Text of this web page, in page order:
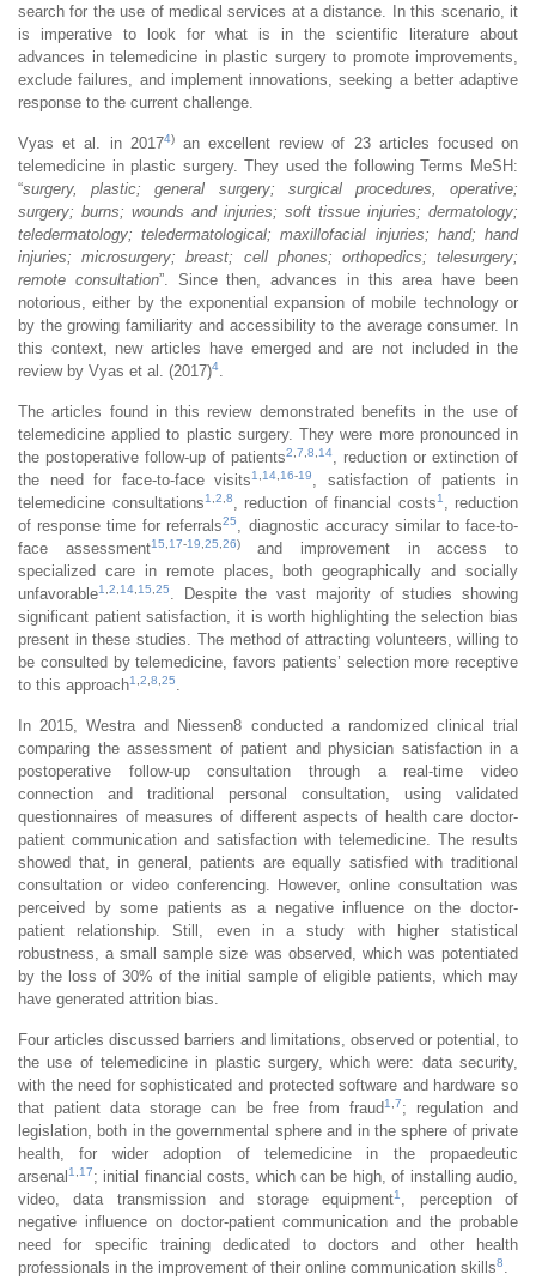
search for the use of medical services at a distance. In this scenario, it
is imperative to look for what is in the scientific literature about
advances in telemedicine in plastic surgery to promote improvements,
exclude failures, and implement innovations, seeking a better adaptive
response to the current challenge.
Vyas et al. in 20174)an excellent review of 23 articles focused on
telemedicine in plastic surgery. They used the following Terms MeSH:
“surgery, plastic; general surgery; surgical procedures, operative;
surgery; burns; wounds and injuries; soft tissue injuries; dermatology;
teledermatology; teledermatological; maxillofacial injuries; hand; hand
injuries; microsurgery; breast; cell phones; orthopedics; telesurgery;
remote consultation”. Since then, advances in this area have been
notorious, either by the exponential expansion of mobile technology or
by the growing familiarity and accessibility to the average consumer. In
this context, new articles have emerged and are not included in the
review by Vyas et al. (2017)4
The articles found in this review demonstrated benefits in the use of
telemedicine applied to plastic surgery. They were more pronounced in
the postoperative follow-up of patients2 7 8 14
, reduction or extinction of
the need for face-to-face visits1 14 16-19
, satisfaction of patients in
telemedicine consultations1 2 8 , reduction of financial costs1
, reduction
of response time for referrals25
, diagnostic accuracy similar to face-to-
face assessment15 17-19 25 26)and improvement in access to
specialized care in remote places, both geographically and socially
unfavorable1 2 14 15 25
. Despite the vast majority of studies showing
significant patient satisfaction, it is worth highlighting the selection bias
present in these studies. The method of attracting volunteers, willing to
be consulted by telemedicine, favors patients’ selection more receptive
to this approach1 2 8 25
In 2015, Westra and Niessen8 conducted a randomized clinical trial
comparing the assessment of patient and physician satisfaction in a
postoperative follow-up consultation through a real-time video
connection and traditional personal consultation, using validated
questionnaires of measures of different aspects of health care doctor-
patient communication and satisfaction with telemedicine. The results
showed that, in general, patients are equally satisfied with traditional
consultation or video conferencing. However, online consultation was
perceived by some patients as a negative influence on the doctor-
patient relationship. Still, even in a study with higher statistical
robustness, a small sample size was observed, which was potentiated
by the loss of 30% of the initial sample of eligible patients, which may
have generated attrition bias.
Four articles discussed barriers and limitations, observed or potential, to
the use of telemedicine in plastic surgery, which were: data security,
with the need for sophisticated and protected software and hardware so
that patient data storage can be free from fraud1 7; regulation and
legislation, both in the governmental sphere and in the sphere of private
health, for wider adoption of telemedicine in the propaedeutic
arsenal 1 17; initial financial costs, which can be high, of installing audio,
video, data transmission and storage equipment1
, perception of
negative influence on doctor-patient communication and the probable
need for specific training dedicated to doctors and other health
professionals in the improvement of their online communication skills8